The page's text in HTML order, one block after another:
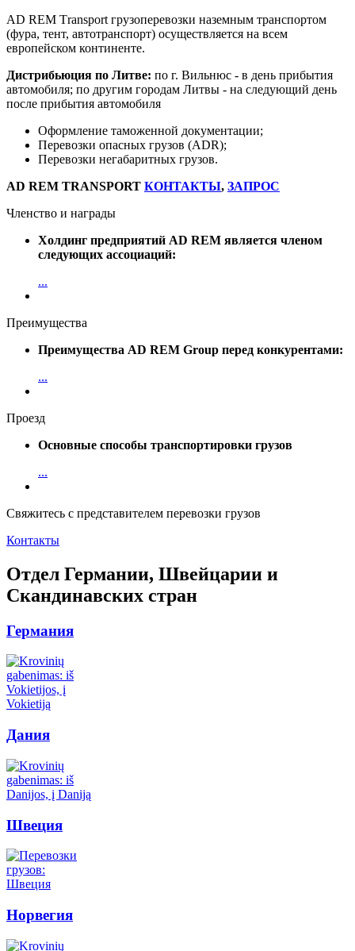
AD REM Тransport грузоперевозки наземным транспортом
(фура, тент, автотранспорт) осуществляется на всем
европейском континенте.
Дистрибьюция по Литве: по г. Вильнюс - в день прибытия
автомобиля; по другим городам Литвы - на следующий день
после прибытия автомобиля
Оформление таможенной документации;
Перевозки опасных грузов (ADR);
Перевозки негабаритных грузов.
AD REM TRANSPORT КОНТАКТЫ, ЗАПРОС
Членство и награды
Холдинг предприятий AD REM является членом
следующих ассоциаций:
...
Преимущества
Преимущества AD REM Group перед конкурентами:
...
Проезд
Основные способы транспортировки грузов
...
Свяжитесь с представителем перевозки грузов
Контакты
Отдел Германии, Швейцарии и
Скандинавских стран
Германия
Дания
Швеция
Норвегия